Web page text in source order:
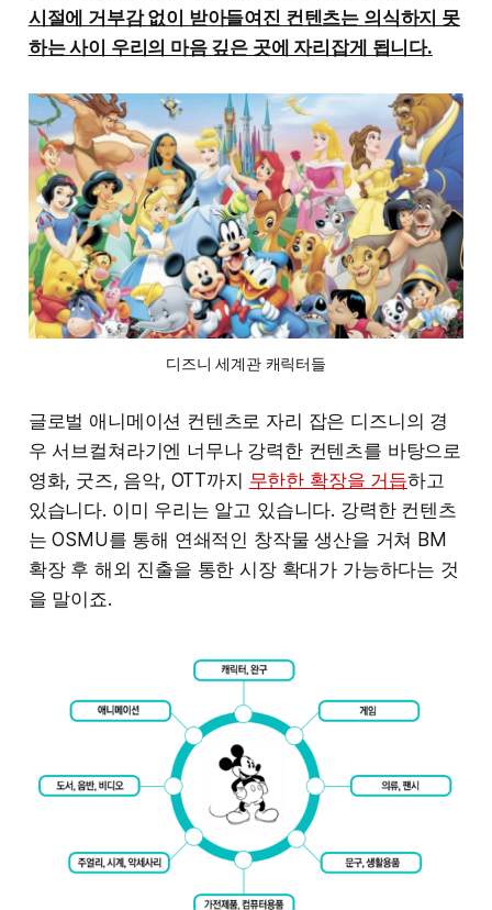
시절에 거부감 없이 받아들여진 컨텐츠는 의식하지 못
하는 사이 우리의 마음 깊은 곳에 자리잡게 됩니다.
디즈니 세계관 캐릭터들
글로벌 애니메이션 컨텐츠로 자리 잡은 디즈니의 경
우 서브컬쳐라기엔 너무나 강력한 컨텐츠를 바탕으로
영화, 굿즈, 음악, OTT까지 무한한 확장을 거듭하고
있습니다. 이미 우리는 알고 있습니다. 강력한 컨텐츠
는 OSMU를 통해 연쇄적인 창작물 생산을 거쳐 BM
확장 후 해외 진출을 통한 시장 확대가 가능하다는 것
을 말이죠.